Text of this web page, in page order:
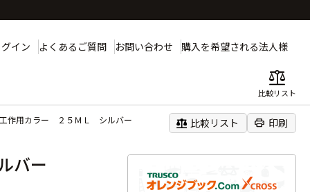
イン よくあるご質問 お問い合わせ 購入を希望される法人様
balance
比較リスト
作用カラー ２５ＭＬ シルバー balance 比較リスト print 印刷
バー